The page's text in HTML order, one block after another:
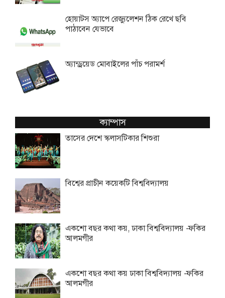
হোয়াটস অ্যাপে রেজ্যুলেশন ঠিক রেখে ছবি
পাঠাবেন যেভাবে
অ্যান্ড্রয়েড মোবাইলের পাঁচ পরামর্শ
ক্যাম্পাস
তাসের দেশে স্কলাসটিকার শিশুরা
বিশ্বের প্রাচীন কয়েকটি বিশ্ববিদ্যালয়
একশো বছর কথা কয়, ঢাকা বিশ্ববিদ্যালয় -ফকির
আলমগীর
একশো বছর কথা কয় ঢাকা বিশ্ববিদ্যালয় -ফকির
আলমগীর